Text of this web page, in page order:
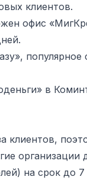
клиентов.
офис
популярное
в
клиентов,
организации
на срок до